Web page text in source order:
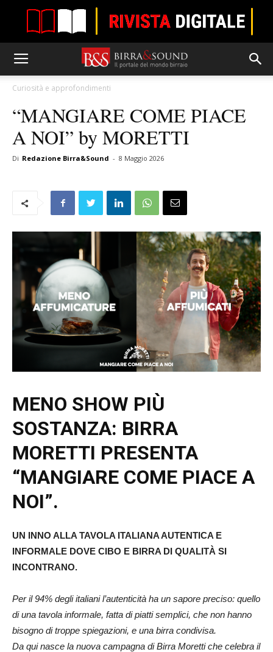
Curiosità e approfondimenti
“MANGIARE COME PIACE
A NOI” by MORETTI
Di Redazione Birra&Sound - 8 Maggio 2026
MENO SHOW PIÙ
SOSTANZA: BIRRA
MORETTI PRESENTA
“MANGIARE COME PIACE A
NOI”.
UN INNO ALLA TAVOLA ITALIANA AUTENTICA E
INFORMALE DOVE CIBO E BIRRA DI QUALITÀ SI
INCONTRANO.
Per il 94% degli italiani l’autenticità ha un sapore preciso: quello
di una tavola informale, fatta di piatti semplici, che non hanno
bisogno di troppe spiegazioni, e una birra condivisa.
Da qui nasce la nuova campagna di Birra Moretti che celebra il